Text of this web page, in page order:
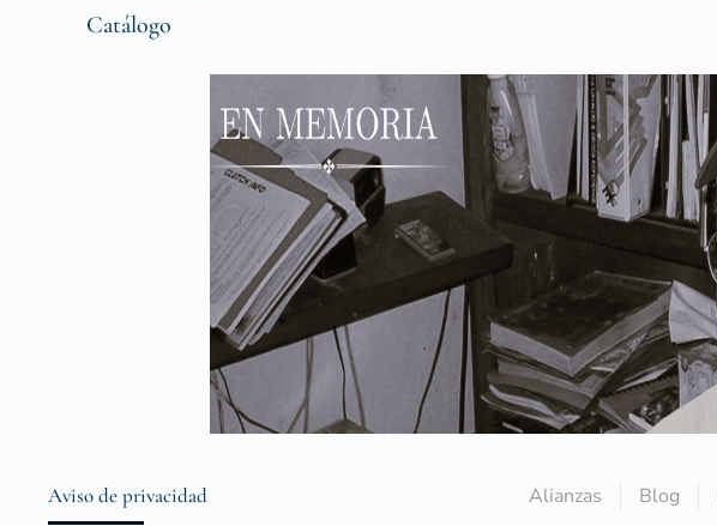
Catálogo
Aviso de privacidad Alianzas Blog